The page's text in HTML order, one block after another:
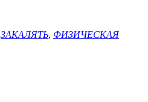
ЗАКАЛЯТЬ, ФИЗИЧЕСКАЯ